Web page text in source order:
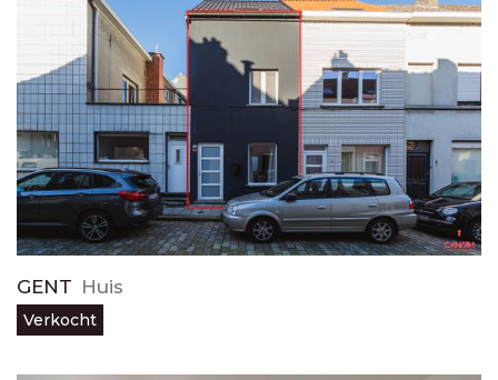
GENT Huis
Verkocht